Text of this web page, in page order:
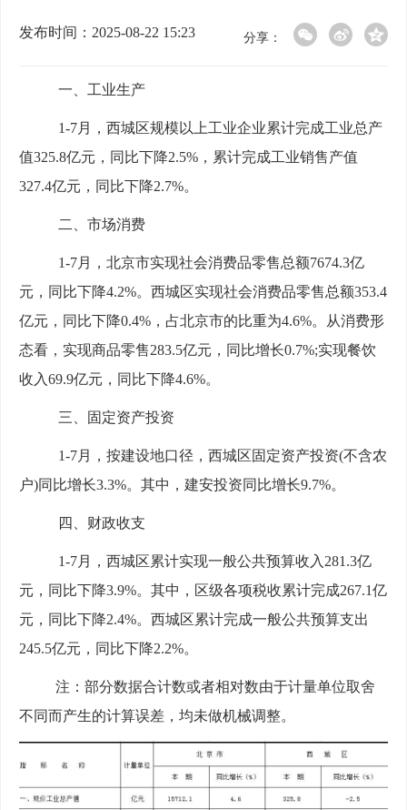
发布时间：2025-08-22 15:23 分享：
一、工业生产
1-7月，西城区规模以上工业企业累计完成工业总产
值325.8亿元，同比下降2.5%，累计完成工业销售产值
327.4亿元， 同比下降2.7%。
二、市场消费
1-7月，北京市实现社会消费品零售总额7674.3亿
元，同比下降4.2%。西城区实现社会消费品零售总额353.4
亿元，同比下降0.4%，占北京市的比重为4.6%。从消费形
态看，实现商品零售283.5亿元，同比增长0.7%;实现餐饮
收入69.9亿元，同比下降4.6%。
三、固定资产投资
1-7月，按建设地口径，西城区固定资产投资(不含农
户)同比增长3.3%。其中，建安投资同比增长9.7%。
四、财政收支
1-7月，西城区累计实现一般公共预算收入 281.3亿
元，同比下降3.9%。其中，区级各项税收累计完成267.1亿
元，同比下降2.4%。西城区累计完成一般公共预算支出
245.5亿元，同比下降2.2%。
注：部分数据合计数或者相对数由于计量单位取舍
不同而产生的计算误差，均未做机械调整。